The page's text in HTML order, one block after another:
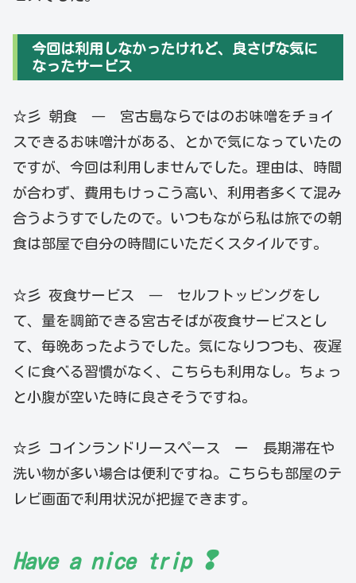
今回は利用しなかったけれど、良さげな気に
なったサービス
☆彡 朝食 ― 宮古島ならではのお味噌をチョイ
スできるお味噌汁がある、とかで気になっていたの
ですが、今回は利用しませんでした。理由は、時間
が合わず、費用もけっこう高い、利用者多くて混み
合うようすでしたので。いつもながら私は旅での朝
食は部屋で自分の時間にいただくスタイルです。
☆彡 夜食サービス ― セルフトッピングをし
て、量を調節できる宮古そばが夜食サービスとし
て、毎晩あったようでした。気になりつつも、夜遅
くに食べる習慣がなく、こちらも利用なし。ちょっ
と小腹が空いた時に良さそうですね。
☆彡 コインランドリースペース ー 長期滞在や
洗い物が多い場合は便利ですね。こちらも部屋のテ
レビ画面で利用状況が把握できます。
Have a nice trip ❢